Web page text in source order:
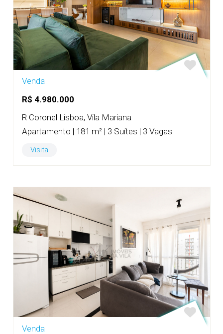
Venda
R$ 4.980.000
R Coronel Lisboa, Vila Mariana
Apartamento | 181 m² | 3 Suítes | 3 Vagas
Visita
Venda